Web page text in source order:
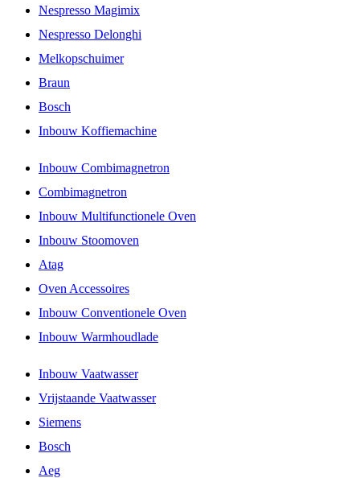
Nespresso Magimix
Nespresso Delonghi
Melkopschuimer
Braun
Bosch
Inbouw Koffiemachine
Inbouw Combimagnetron
Combimagnetron
Inbouw Multifunctionele Oven
Inbouw Stoomoven
Atag
Oven Accessoires
Inbouw Conventionele Oven
Inbouw Warmhoudlade
Inbouw Vaatwasser
Vrijstaande Vaatwasser
Siemens
Bosch
Aeg